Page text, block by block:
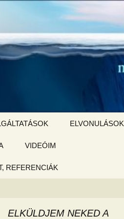
BOLT
ELVONULÁSOK
VIDEÓIM
REFERENCIÁK
ELKÜLDJEM NEKED A